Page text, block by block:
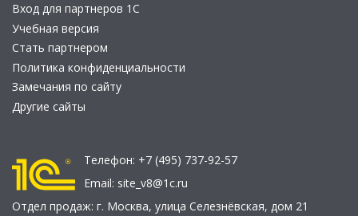
Вход для партнеров 1С
Учебная версия
Стать партнером
Политика конфиденциальности
Замечания по сайту
Другие сайты
Телефон: +7 (495) 737-92-57
Email: site_v8@1c.ru
Отдел продаж: г. Москва, улица Селезнёвская, дом 21